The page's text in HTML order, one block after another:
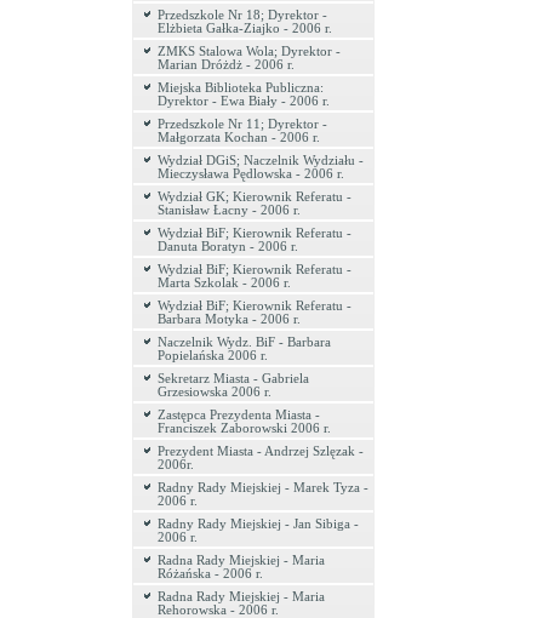
Przedszkole Nr 18; Dyrektor -
Elżbieta Gałka-Ziajko - 2006 r.
ZMKS Stalowa Wola; Dyrektor -
Marian Dróżdż - 2006 r.
Miejska Biblioteka Publiczna:
Dyrektor - Ewa Biały - 2006 r.
Przedszkole Nr 11; Dyrektor -
Małgorzata Kochan - 2006 r.
Wydział DGiS; Naczelnik Wydziału -
Mieczysława Pędlowska - 2006 r.
Wydział GK; Kierownik Referatu -
Stanisław Łacny - 2006 r.
Wydział BiF; Kierownik Referatu -
Danuta Boratyn - 2006 r.
Wydział BiF; Kierownik Referatu -
Marta Szkolak - 2006 r.
Wydział BiF; Kierownik Referatu -
Barbara Motyka - 2006 r.
Naczelnik Wydz. BiF - Barbara
Popielańska 2006 r.
Sekretarz Miasta - Gabriela
Grzesiowska 2006 r.
Zastępca Prezydenta Miasta -
Franciszek Zaborowski 2006 r.
Prezydent Miasta - Andrzej Szlęzak -
2006r.
Radny Rady Miejskiej - Marek Tyza -
2006 r.
Radny Rady Miejskiej - Jan Sibiga -
2006 r.
Radna Rady Miejskiej - Maria
Różańska - 2006 r.
Radna Rady Miejskiej - Maria
Rehorowska - 2006 r.